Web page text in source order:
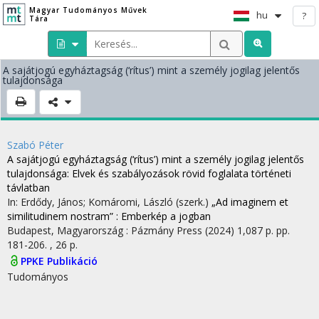
Magyar Tudományos Művek
Tára
hu ?
A sajátjogú egyháztagság (‘rítus’) mint a személy jogilag jelentős
tulajdonsága
Szabó Péter
A sajátjogú egyháztagság (‘rítus’) mint a személy jogilag jelentős
tulajdonsága: Elvek és szabályozások rövid foglalata történeti
távlatban
In: Erdődy, János; Komáromi, László (szerk.) „Ad imaginem et
similitudinem nostram” : Emberkép a jogban
Budapest, Magyarország : Pázmány Press (2024) 1,087 p. pp.
181-206. , 26 p.
PPKE Publikáció
Tudományos